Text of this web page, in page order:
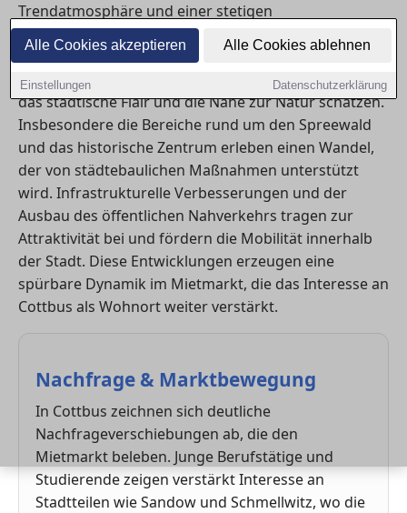
Alle Cookies akzeptieren Alle Cookies ablehnen
Einstellungen Datenschutzerklärung
Trendatmosphäre und einer stetigen
Nachfragebewegung. Die Stadt, bekannt für ihre
Verbindung von Tradition und Moderne, zieht
zunehmend junge Berufstätige und Familien an, die
das städtische Flair und die Nähe zur Natur schätzen.
Insbesondere die Bereiche rund um den Spreewald
und das historische Zentrum erleben einen Wandel,
der von städtebaulichen Maßnahmen unterstützt
wird. Infrastrukturelle Verbesserungen und der
Ausbau des öffentlichen Nahverkehrs tragen zur
Attraktivität bei und fördern die Mobilität innerhalb
der Stadt. Diese Entwicklungen erzeugen eine
spürbare Dynamik im Mietmarkt, die das Interesse an
Cottbus als Wohnort weiter verstärkt.
Nachfrage & Marktbewegung
In Cottbus zeichnen sich deutliche
Nachfrageverschiebungen ab, die den
Mietmarkt beleben. Junge Berufstätige und
Studierende zeigen verstärkt Interesse an
Stadtteilen wie Sandow und Schmellwitz, wo die